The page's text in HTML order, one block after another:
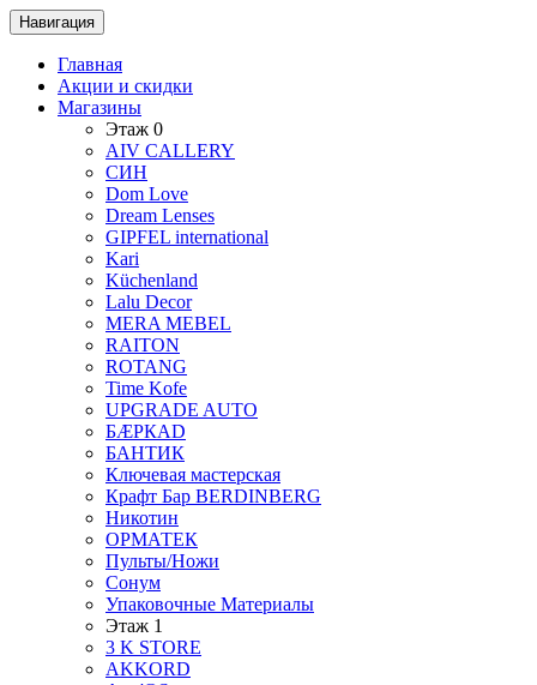
Навигация
Главная
Акции и скидки
Магазины
Этаж 0
AIV CALLERY
CИH
Dom Love
Dream Lenses
GIPFEL international
Kari
Küchenland
Lalu Decor
MERA MEBEL
RAITON
ROTANG
Time Kofe
UPGRADE AUTO
БÆРКАD
БАНТИК
Ключевая мастерская
Крафт Бар BERDINBERG
Никотин
ОРМАТЕК
Пульты/Ножи
Сонум
Упаковочные Материалы
Этаж 1
3 K STORE
AKKORD